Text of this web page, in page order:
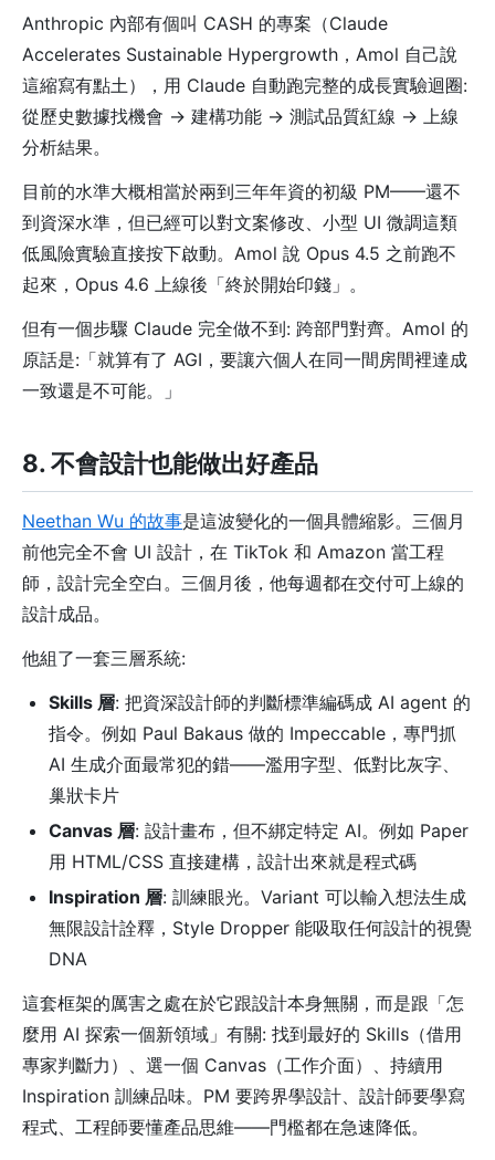
Anthropic 內部有個叫 CASH 的專案（Claude
Accelerates Sustainable Hypergrowth，Amol 自己說
這縮寫有點土），用 Claude 自動跑完整的成長實驗迴圈:
從歷史數據找機會 → 建構功能 → 測試品質紅線 → 上線
分析結果。
目前的水準大概相當於兩到三年年資的初級 PM——還不
到資深水準，但已經可以對文案修改、小型 UI 微調這類
低風險實驗直接按下啟動。Amol 說 Opus 4.5 之前跑不
起來，Opus 4.6 上線後「終於開始印錢」。
但有一個步驟 Claude 完全做不到: 跨部門對齊。Amol 的
原話是:「就算有了 AGI，要讓六個人在同一間房間裡達成
一致還是不可能。」
8. 不會設計也能做出好產品
Neethan Wu 的故事是這波變化的一個具體縮影。三個月
前他完全不會 UI 設計，在 TikTok 和 Amazon 當工程
師，設計完全空白。三個月後，他每週都在交付可上線的
設計成品。
他組了一套三層系統:
Skills 層: 把資深設計師的判斷標準編碼成 AI agent 的
指令。例如 Paul Bakaus 做的 Impeccable，專門抓
AI 生成介面最常犯的錯——濫用字型、低對比灰字、
巢狀卡片
Canvas 層: 設計畫布，但不綁定特定 AI。例如 Paper
用 HTML/CSS 直接建構，設計出來就是程式碼
Inspiration 層: 訓練眼光。Variant 可以輸入想法生成
無限設計詮釋，Style Dropper 能吸取任何設計的視覺
DNA
這套框架的厲害之處在於它跟設計本身無關，而是跟「怎
麼用 AI 探索一個新領域」有關: 找到最好的 Skills（借用
專家判斷力）、選一個 Canvas（工作介面）、持續用
Inspiration 訓練品味。PM 要跨界學設計、設計師要學寫
程式、工程師要懂產品思維——門檻都在急速降低。